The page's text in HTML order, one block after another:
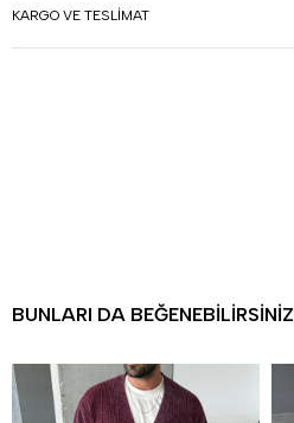
KARGO VE TESLIMAT
BUNLARI DA BEĞENEBILIRSINIZ